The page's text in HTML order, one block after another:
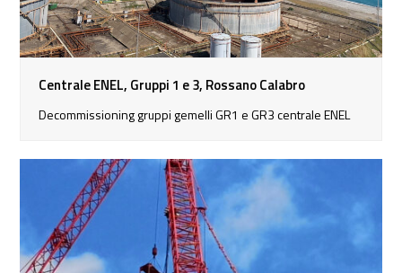
Centrale ENEL, Gruppi 1 e 3, Rossano Calabro
Decommissioning gruppi gemelli GR1 e GR3 centrale ENEL